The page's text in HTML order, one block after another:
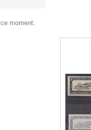
moment.